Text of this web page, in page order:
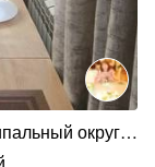
округ,